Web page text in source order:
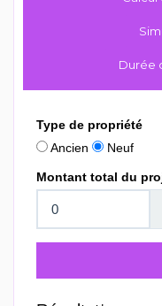
Durée